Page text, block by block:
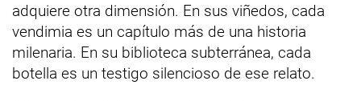
adquiere otra dimensión. En sus viñedos, cada
vendimia es un capítulo más de una historia
milenaria. En su biblioteca subterránea, cada
botella es un testigo silencioso de ese relato.